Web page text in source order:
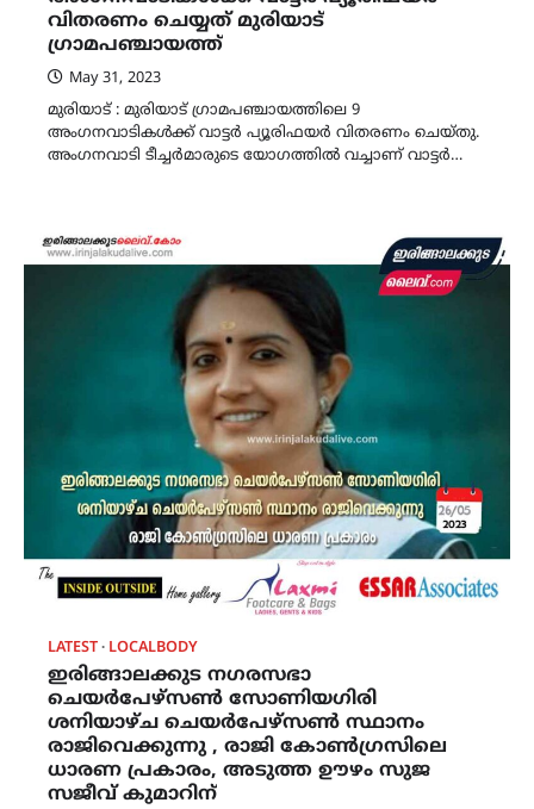
വിതരണം ചെയ്യത് മുരിയാട്
ഗ്രാമപഞ്ചായത്ത്
May 31, 2023
മുരിയാട് : മുരിയാട് ഗ്രാമപഞ്ചായത്തിലെ 9
അംഗനവാടികൾക്ക് വാട്ടർ പ്യൂരിഫയർ വിതരണം ചെയ്തു.
അംഗനവാടി ടീച്ചർമാരുടെ യോഗത്തിൽ വച്ചാണ് വാട്ടർ…
LATEST LOCALBODY
ഇരിങ്ങാലക്കുട നഗരസഭാ
ചെയർപേഴ്സൺ സോണിയഗിരി
ശനിയാഴ്ച ചെയർപേഴ്സൺ സ്ഥാനം
രാജിവെക്കുന്നു , രാജി കോൺഗ്രസിലെ
ധാരണ പ്രകാരം, അടുത്ത ഊഴം സുജ
സജീവ് കുമാറിന്